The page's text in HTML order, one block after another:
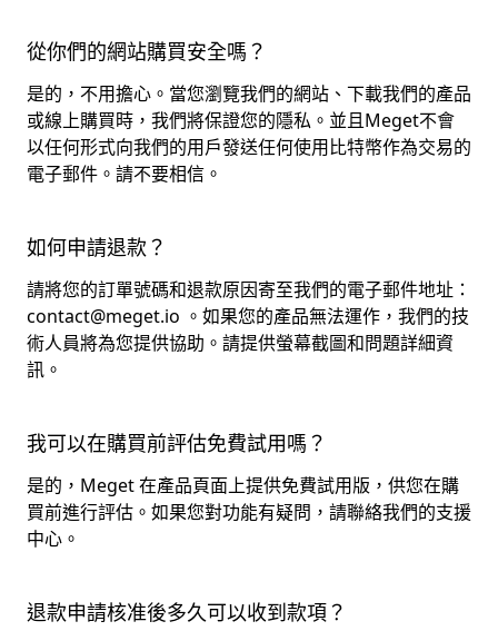
從你們的網站購買安全嗎？
是的，不用擔心。當您瀏覽我們的網站、下載我們的產品
或線上購買時，我們將保證您的隱私。並且Meget不會
以任何形式向我們的用戶發送任何使用比特幣作為交易的
電子郵件。請不要相信。
如何申請退款？
請將您的訂單號碼和退款原因寄至我們的電子郵件地址：
contact@meget.io 。如果您的產品無法運作，我們的技
術人員將為您提供協助。請提供螢幕截圖和問題詳細資
訊。
我可以在購買前評估免費試用嗎？
是的，Meget 在產品頁面上提供免費試用版，供您在購
買前進行評估。如果您對功能有疑問，請聯絡我們的支援
中心。
退款申請核准後多久可以收到款項？